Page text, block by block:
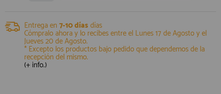
INFORMACION
910 60 71 03
Entrega en 7-10 días días
Cómpralo ahora y lo recibes entre el Lunes 17 de Agostoy el
Jueves 20 de Agosto.
* Excepto los productos bajo pedido que dependemos de la
recepción del mismo.
(+ info.)